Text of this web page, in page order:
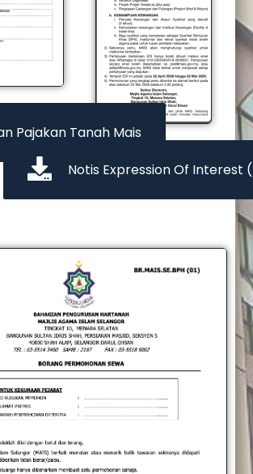
Pajakan Tanah Mais
Notis Expression Of Interest